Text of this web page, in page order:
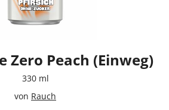
Zero Peach (Einweg)
330 ml
von Rauch